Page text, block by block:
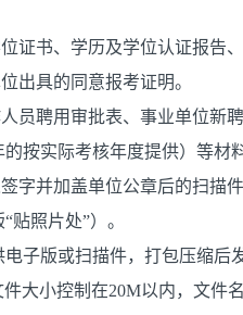
证书、学历及学位认证报告
出具的同意报考证明。
员聘用审批表、事业单位新
按实际考核年度提供）等材
字并加盖单位公章后的扫描
贴照片处”）。
电子版或扫描件，打包压缩
件大小控制在20M以内，文件